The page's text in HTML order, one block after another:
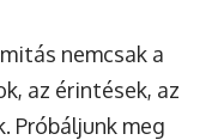
nemcsak a
az érintések, az
Próbáljunk meg